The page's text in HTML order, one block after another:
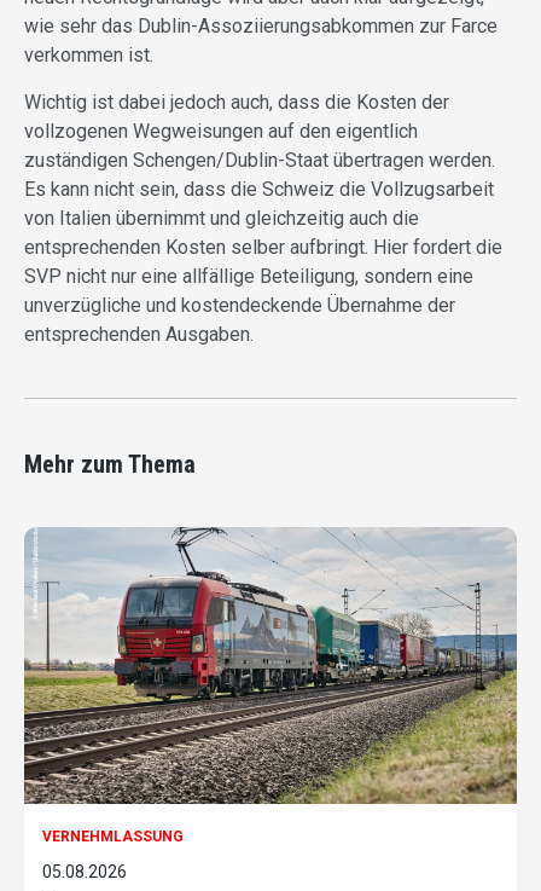
wie sehr das Dublin-Assoziierungsabkommen zur Farce
verkommen ist.
Wichtig ist dabei jedoch auch, dass die Kosten der
vollzogenen Wegweisungen auf den eigentlich
zuständigen Schengen/Dublin-Staat übertragen werden.
Es kann nicht sein, dass die Schweiz die Vollzugsarbeit
von Italien übernimmt und gleichzeitig auch die
entsprechenden Kosten selber aufbringt. Hier fordert die
SVP nicht nur eine allfällige Beteiligung, sondern eine
unverzügliche und kostendeckende Übernahme der
entsprechenden Ausgaben.
Mehr zum Thema
VERNEHMLASSUNG
05.08.2026